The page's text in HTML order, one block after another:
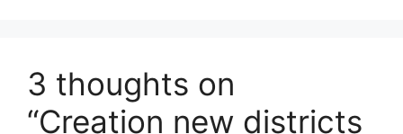
3 thoughts on
“Creation new districts